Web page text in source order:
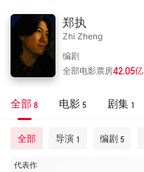
郑执
Zhi Zheng
编剧
全部电影票房42.05亿
全部 8 电影 5 剧集 1
全部 导演 1 编剧 5
代表作